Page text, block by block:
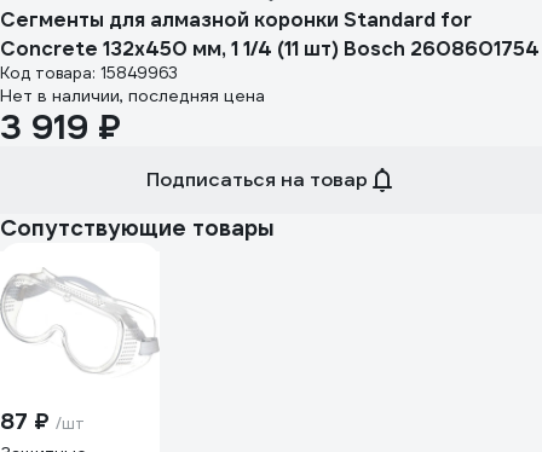
Сегменты для алмазной коронки Standard for
Concrete 132x450 мм, 1 1/4 (11 шт) Bosch 2608601754
Код товара: 15849963
Нет в наличии, последняя цена
3 919 ₽
Подписаться на товар
Сопутствующие товары
87 ₽ /шт